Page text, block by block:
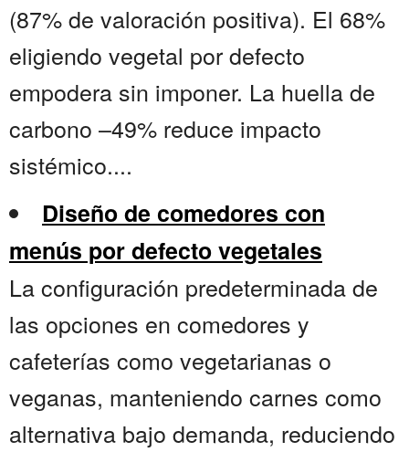
(87% de valoración positiva). El 68%
eligiendo vegetal por defecto
empodera sin imponer. La huella de
carbono –49% reduce impacto
sistémico....
Diseño de comedores con
menús por defecto vegetales
La configuración predeterminada de
las opciones en comedores y
cafeterías como vegetarianas o
veganas, manteniendo carnes como
alternativa bajo demanda, reduciendo